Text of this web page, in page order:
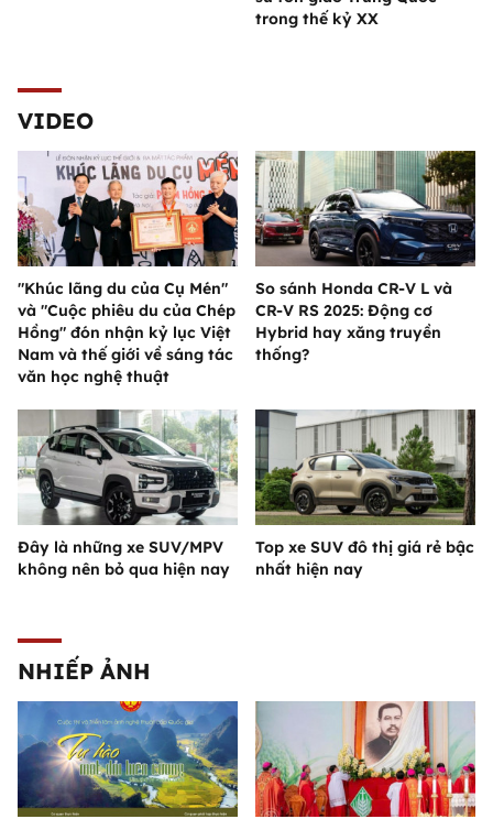
trong thế kỷ XX
VIDEO
"Khúc lãng du của Cụ Mén"
và "Cuộc phiêu du của Chép
Hồng" đón nhận kỷ lục Việt
Nam và thế giới về sáng tác
văn học nghệ thuật
So sánh Honda CR-V L và
CR-V RS 2025: Động cơ
Hybrid hay xăng truyền
thống?
Đây là những xe SUV/MPV
không nên bỏ qua hiện nay
Top xe SUV đô thị giá rẻ bậc
nhất hiện nay
NHIẾP ẢNH